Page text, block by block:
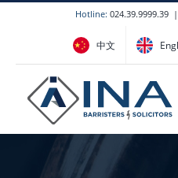
Hotline: 024.39.9999.39 |
中文